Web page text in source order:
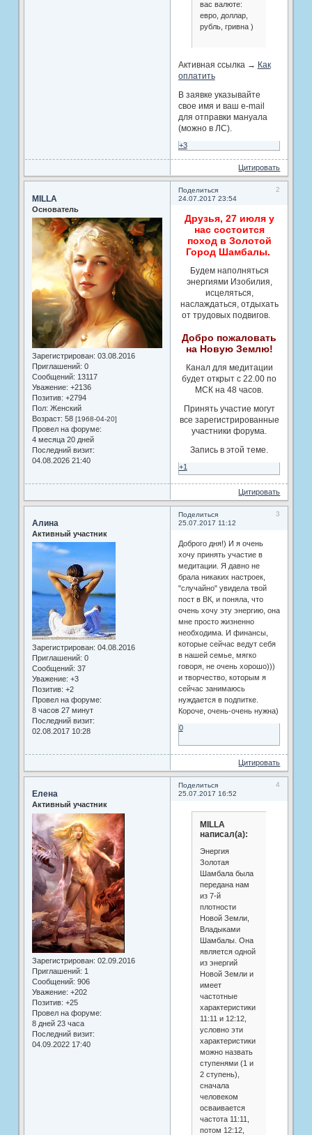
вас валюте:
евро, доллар,
рубль, гривна )
Активная ссылка → Как
оплатить
В заявке указывайте
свое имя и ваш e-mail
для отправки мануала
(можно в ЛС).
+3
Цитировать
Поделиться
2
24.07.2017 23:54
MILLA
Основатель
Зарегистрирован: 03.08.2016
Приглашений: 0
Сообщений: 13117
Уважение: +2136
Позитив: +2794
Пол: Женский
Возраст: 58 [1968-04-20]
Провел на форуме:
4 месяца 20 дней
Последний визит:
04.08.2026 21:40
Друзья, 27 июля у
нас состоится
поход в Золотой
Город Шамбалы.
Будем наполняться
энергиями Изобилия,
исцеляться,
наслаждаться, отдыхать
от трудовых подвигов.
Добро пожаловать
на Новую Землю!
Канал для медитации
будет открыт с 22.00 по
МСК на 48 часов.
Принять участие могут
все зарегистрированные
участники форума.
Запись в этой теме.
+1
Цитировать
Поделиться
3
25.07.2017 11:12
Алина
Активный участник
Зарегистрирован: 04.08.2016
Приглашений: 0
Сообщений: 37
Уважение: +3
Позитив: +2
Провел на форуме:
8 часов 27 минут
Последний визит:
02.08.2017 10:28
Доброго дня!) И я очень
хочу принять участие в
медитации. Я давно не
брала никаких настроек,
"случайно" увидела твой
пост в ВК, и поняла, что
очень хочу эту энергию, она
мне просто жизненно
необходима. И финансы,
которые сейчас ведут себя
в нашей семье, мягко
говоря, не очень хорошо)))
и творчество, которым я
сейчас занимаюсь
нуждается в подпитке.
Короче, очень-очень нужна)
0
Цитировать
Поделиться
4
25.07.2017 16:52
Елена
Активный участник
Зарегистрирован: 02.09.2016
Приглашений: 1
Сообщений: 906
Уважение: +202
Позитив: +25
Провел на форуме:
8 дней 23 часа
Последний визит:
04.09.2022 17:40
MILLA
написал(а):
Энергия
Золотая
Шамбала была
передана нам
из 7-й
плотности
Новой Земли,
Владыками
Шамбалы. Она
является одной
из энергий
Новой Земли и
имеет
частотные
характеристики
11:11 и 12:12,
условно эти
характеристики
можно назвать
ступенями (1 и
2 ступень),
сначала
человеком
осваивается
частота 11:11,
потом 12:12,